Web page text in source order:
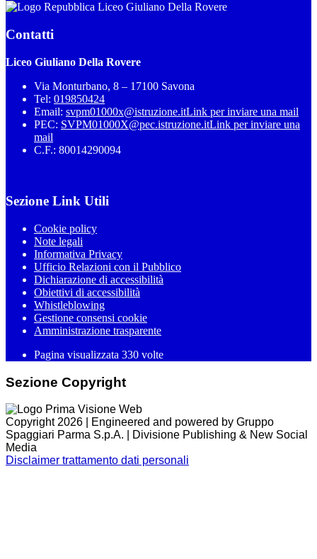
Liceo Giuliano Della Rovere
Contatti
Liceo Giuliano Della Rovere
Via Monturbano, 8 – 17100 Savona
Tel: 019850424
Email: svpm01000x@istruzione.itLink per inviare una mail
PEC: SVPM01000X@pec.istruzione.itLink per inviare una
mail
C.F.: 80014290094
Sezione Link Utili
Cookie policy
Note legali
Informativa Privacy
Ufficio Relazioni con il Pubblico
Dichiarazione di accessibilità
Obiettivi di accessibilità
Whistleblowing
Gestione consensi cookie
Amministrazione trasparente
Pagina visualizzata 330 volte
Sezione Copyright
Copyright 2026 | Engineered and powered by Gruppo
Spaggiari Parma S.p.A. | Divisione Publishing & New Social
Media
Disclaimer trattamento dati personali